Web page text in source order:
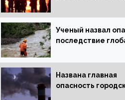
Ученый назвал
последствие
Названа главная
опасность